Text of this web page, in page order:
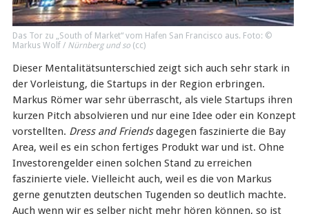
Das Tor zu „South of Market“ vom Hafen San Francisco aus. Foto: ©
Markus Wolf / Nürnberg und so(cc)
Dieser Mentalitätsunterschied zeigt sich auch sehr stark in
der Vorleistung, die Startups in der Region erbringen.
Markus Römer war sehr überrascht, als viele Startups ihren
kurzen Pitch absolvieren und nur eine Idee oder ein Konzept
vorstellten. Dress and Friendsdagegen faszinierte die Bay
Area, weil es ein schon fertiges Produkt war und ist. Ohne
Investorengelder einen solchen Stand zu erreichen
faszinierte viele. Vielleicht auch, weil es die von Markus
gerne genutzten deutschen Tugenden so deutlich machte.
Auch wenn wir es selber nicht mehr hören können, so ist